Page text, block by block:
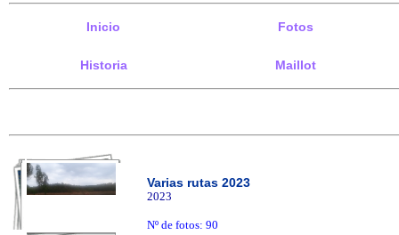
Inicio Fotos
Historia Maillot
Varias rutas 2023
2023
Nº de fotos: 90